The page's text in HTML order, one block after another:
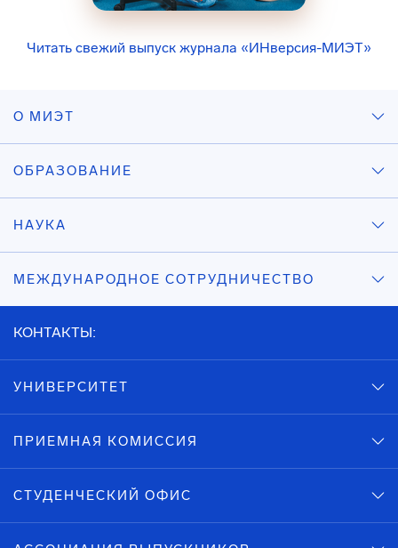
Читать свежий выпуск журнала «ИНверсия-МИЭТ»
О МИЭТ
ОБРАЗОВАНИЕ
НАУКА
МЕЖДУНАРОДНОЕ СОТРУДНИЧЕСТВО
КОНТАКТЫ:
УНИВЕРСИТЕТ
ПРИЕМНАЯ КОМИССИЯ
СТУДЕНЧЕСКИЙ ОФИС